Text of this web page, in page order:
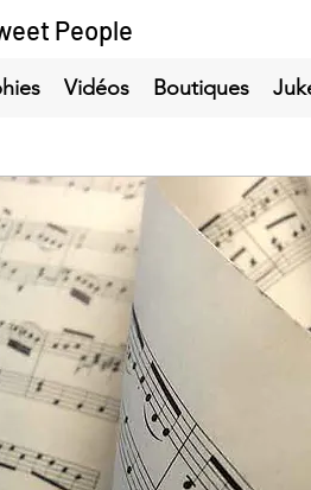
People
Vidéos Boutiques